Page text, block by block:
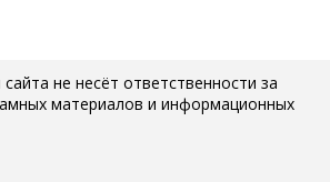
не несёт ответственности за
материалов и информационных